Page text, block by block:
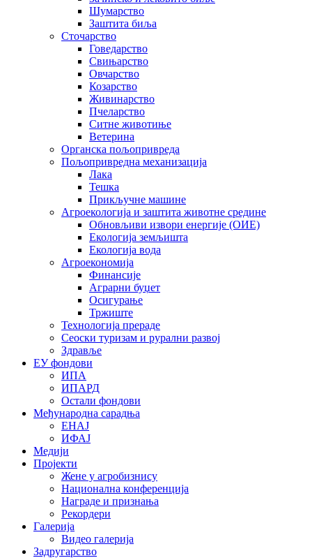
Шумарство
Заштита биља
Сточарство
Говедарство
Свињарство
Овчарство
Козарство
Живинарство
Пчеларство
Ситне животиње
Ветерина
Органска пољопривреда
Пољопривредна механизација
Лака
Тешка
Прикључне машине
Агроекологија и заштита животне средине
Обновљиви извори енергије (ОИЕ)
Екологија земљишта
Екологија вода
Агроекономија
Финансије
Аграрни буџет
Осигурање
Тржиште
Технологија прераде
Сеоски туризам и рурални развој
Здравље
ЕУ фондови
ИПА
ИПАРД
Остали фондови
Међународна сарадња
ЕНАЈ
ИФАЈ
Медији
Пројекти
Жене у агробизнису
Национална конференција
Награде и признања
Рекордери
Галерија
Видео галерија
Задругарство